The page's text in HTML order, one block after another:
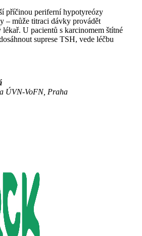
příčinou periferní hypotyreózy
–⁠ může titraci dávky provádět
U pacientů s karcinomem štítné
suprese TSH, vede léčbu
ÚVN-VoFN, Praha